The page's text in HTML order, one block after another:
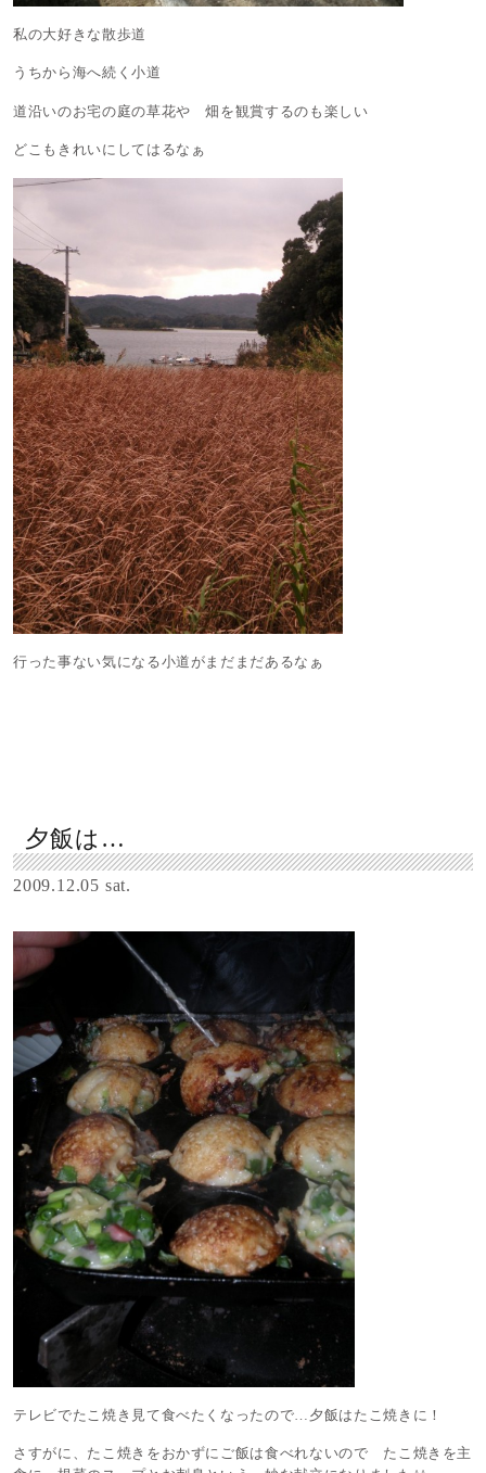
私の大好きな散歩道
うちから海へ続く小道
道沿いのお宅の庭の草花や 畑を観賞するのも楽しい
どこもきれいにしてはるなぁ
行った事ない気になる小道がまだまだあるなぁ
夕飯は…
2009.12.05 sat.
テレビでたこ焼き見て食べたくなったので…夕飯はたこ焼きに！
さすがに、たこ焼きをおかずにご飯は食べれないので たこ焼きを主